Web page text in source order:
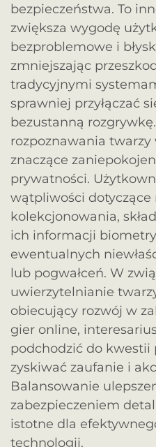
bezpieczeństwa. To
zwiększa wygodę
bezproblemowe i
zmniejszając
tradycyjnymi
sprawniej przyłączać
bezustanną
rozpoznawania
znaczące
prywatności.
wątpliwości dotyczące
kolekcjonowania,
ich informacji
ewentualnych
lub pogwałceń. W
uwierzytelnianie
obiecujący rozwój w
gier online,
podchodzić do kwestii
zyskiwać zaufanie i
Balansowanie
zabezpieczeniem
istotne dla
technologii.